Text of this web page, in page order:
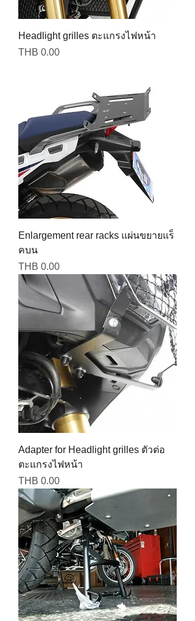
Headlight grilles ตะแกรงไฟหน้า
Price
THB 0.00
Enlargement rear racks แผ่นขยายแร็
คบน
Price
THB 0.00
Adapter for Headlight grilles ตัวต่อ
ตะแกรงไฟหน้า
Price
THB 0.00